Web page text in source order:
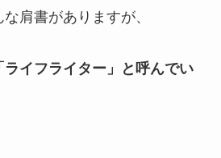
肩書がありますが、
イフライター」と呼んでい